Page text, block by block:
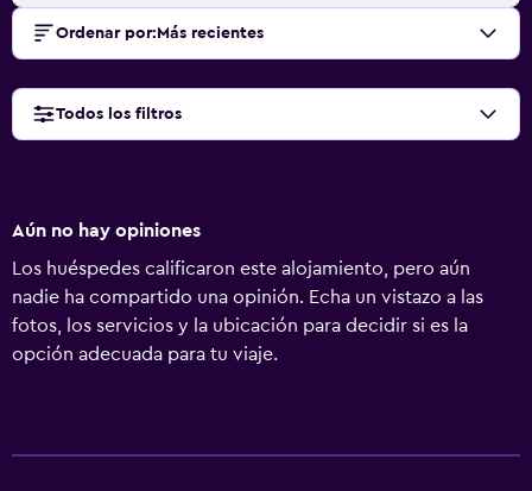
Ordenar por: Más recientes
Todos los filtros
Aún no hay opiniones
Los huéspedes calificaron este alojamiento, pero aún
nadie ha compartido una opinión. Echa un vistazo a las
fotos, los servicios y la ubicación para decidir si es la
opción adecuada para tu viaje.